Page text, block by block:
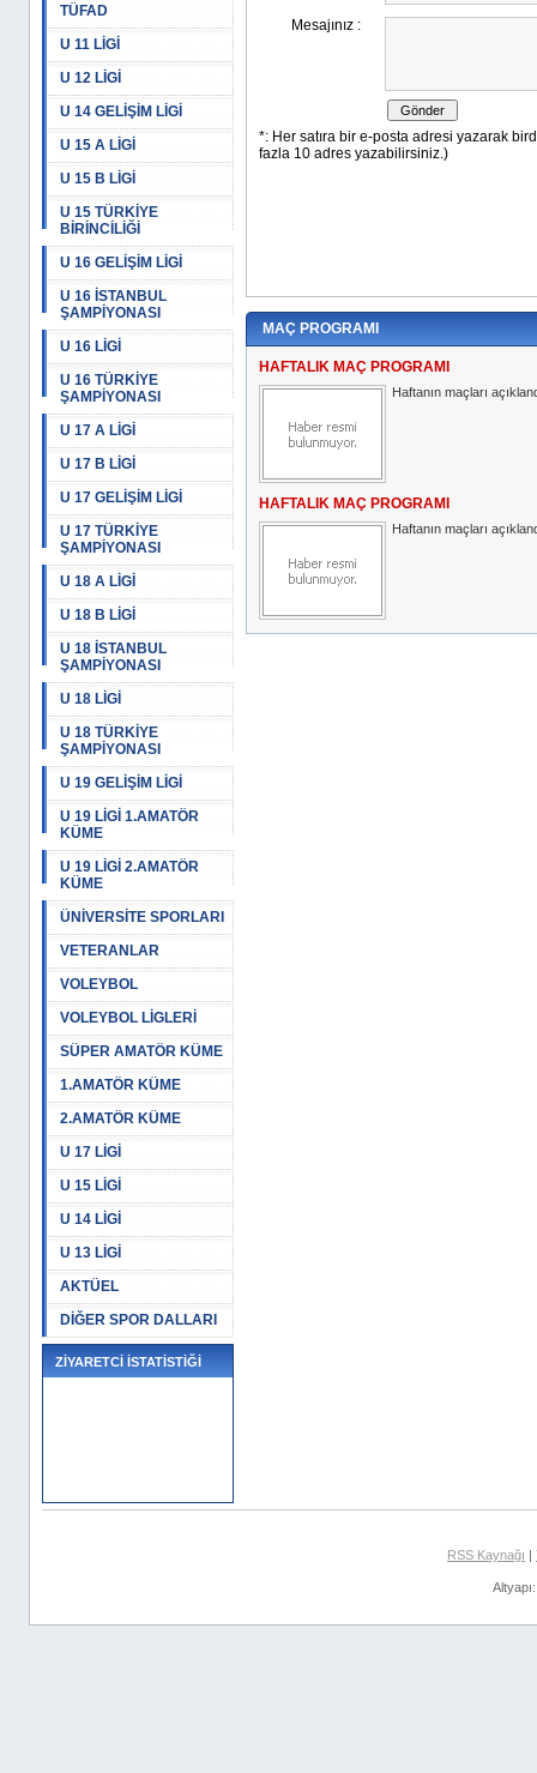
TÜFAD
U 11 LİGİ
U 12 LİGİ
U 14 GELİŞİM LİGİ
U 15 A LİGİ
U 15 B LİGİ
U 15 TÜRKİYE
BİRİNCİLİĞİ
U 16 GELİŞİM LİGİ
U 16 İSTANBUL
ŞAMPİYONASI
U 16 LİGİ
U 16 TÜRKİYE
ŞAMPİYONASI
U 17 A LİGİ
U 17 B LİGİ
U 17 GELİŞİM LİGİ
U 17 TÜRKİYE
ŞAMPİYONASI
U 18 A LİGİ
U 18 B LİGİ
U 18 İSTANBUL
ŞAMPİYONASI
U 18 LİGİ
U 18 TÜRKİYE
ŞAMPİYONASI
U 19 GELİŞİM LİGİ
U 19 LİGİ 1.AMATÖR
KÜME
U 19 LİGİ 2.AMATÖR
KÜME
ÜNİVERSİTE SPORLARI
VETERANLAR
VOLEYBOL
VOLEYBOL LİGLERİ
SÜPER AMATÖR KÜME
1.AMATÖR KÜME
2.AMATÖR KÜME
U 17 LİGİ
U 15 LİGİ
U 14 LİGİ
U 13 LİGİ
AKTÜEL
DİĞER SPOR DALLARI
ZİYARETCİ İSTATİSTİĞİ
MAÇ PROGRAMI
HAFTALIK MAÇ PROGRAMI
Haftanın maçları
HAFTALIK MAÇ PROGRAMI
Haftanın maçları
RSS Kaynağı |